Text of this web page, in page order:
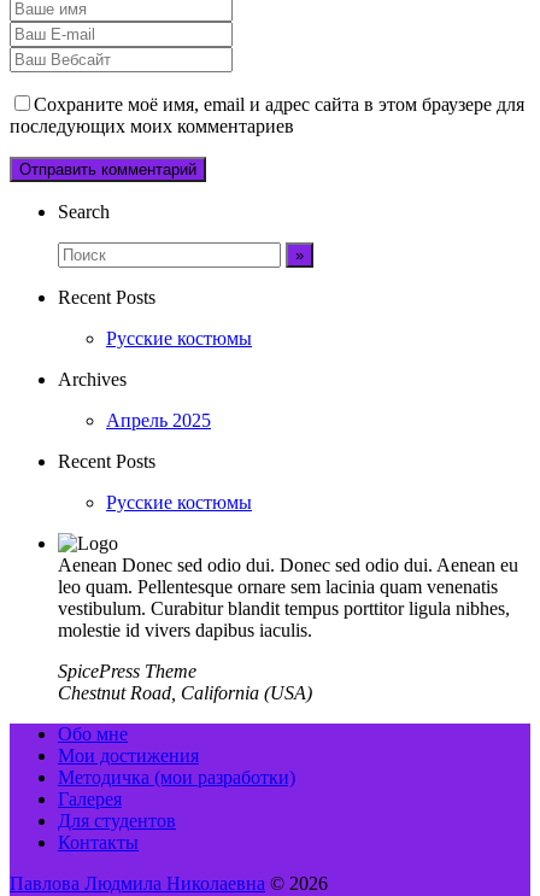
Сохраните моё имя, email и адрес сайта в этом браузере для
последующих моих комментариев
Search
Recent Posts
Русские костюмы
Archives
Апрель 2025
Recent Posts
Русские костюмы
Aenean Donec sed odio dui. Donec sed odio dui. Aenean eu
leo quam. Pellentesque ornare sem lacinia quam venenatis
vestibulum. Curabitur blandit tempus porttitor ligula nibhes,
molestie id vivers dapibus iaculis.
SpicePress Theme
Chestnut Road, California (USA)
Обо мне
Мои достижения
Методичка (мои разработки)
Галерея
Для студентов
Контакты
Павлова Людмила Николаевна © 2026